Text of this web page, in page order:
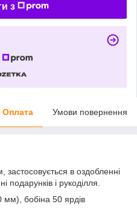
з
Оплата Умови повернення
застосовується в оздобленні
і рукоділля.
мм), бобіна 50 ярдів